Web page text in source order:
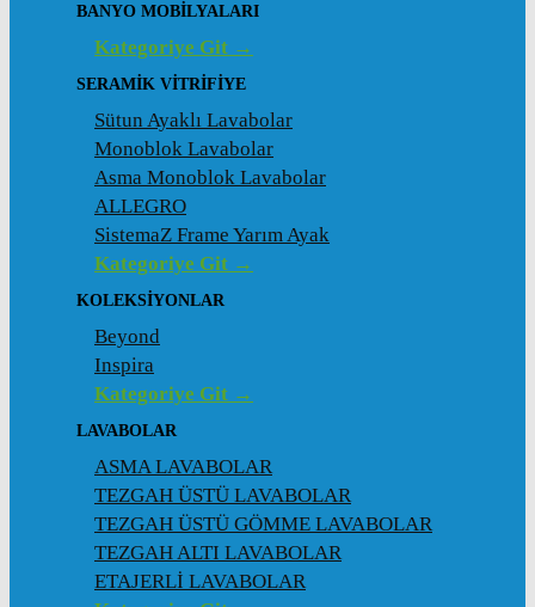
BANYO MOBILYALARI
Kategoriye Git →
SERAMIK VITRIFIYE
Sütun Ayaklı Lavabolar
Monoblok Lavabolar
Asma Monoblok Lavabolar
ALLEGRO
SistemaZ Frame Yarım Ayak
Kategoriye Git →
KOLEKSİYONLAR
Beyond
Inspira
Kategoriye Git →
LAVABOLAR
ASMA LAVABOLAR
TEZGAH ÜSTÜ LAVABOLAR
TEZGAH ÜSTÜ GÖMME LAVABOLAR
TEZGAH ALTI LAVABOLAR
ETAJERLİ LAVABOLAR